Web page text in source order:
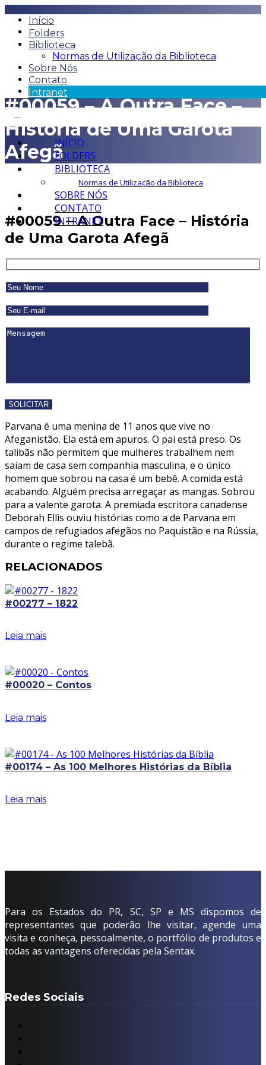
Início
Folders
Biblioteca
Normas de Utilização da Biblioteca
Sobre Nós
Contato
Intranet
INÍCIO
FOLDERS
BIBLIOTECA
Normas de Utilização da Biblioteca
SOBRE NÓS
CONTATO
INTRANET
#00059 – A Outra Face –
História de Uma Garota
Afegã
#00059 – A Outra Face – História
de Uma Garota Afegã
Parvana é uma menina de 11 anos que vive no
Afeganistão. Ela está em apuros. O pai está preso. Os
talibãs não permitem que mulheres trabalhem nem
saiam de casa sem companhia masculina, e o único
homem que sobrou na casa é um bebê. A comida está
acabando. Alguém precisa arregaçar as mangas. Sobrou
para a valente garota. A premiada escritora canadense
Deborah Ellis ouviu histórias como a de Parvana em
campos de refugiados afegãos no Paquistão e na Rússia,
durante o regime talebã.
RELACIONADOS
#00277 – 1822
Leia mais
#00020 – Contos
Leia mais
#00174 – As 100 Melhores Histórias da Bíblia
Leia mais
Para os Estados do PR, SC, SP e MS dispomos de
representantes que poderão lhe visitar, agende uma
visita e conheça, pessoalmente, o portfólio de produtos e
todas as vantagens oferecidas pela Sentax.
Redes Sociais